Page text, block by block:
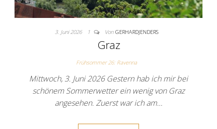
3. Juni 2026 1 Von GERHARDJENDERS
Graz
Frühsommer 26: Ravenna
Mittwoch, 3. Juni 2026 Gestern hab ich mir bei
schönem Sommerwetter ein wenig von Graz
angesehen. Zuerst war ich am…